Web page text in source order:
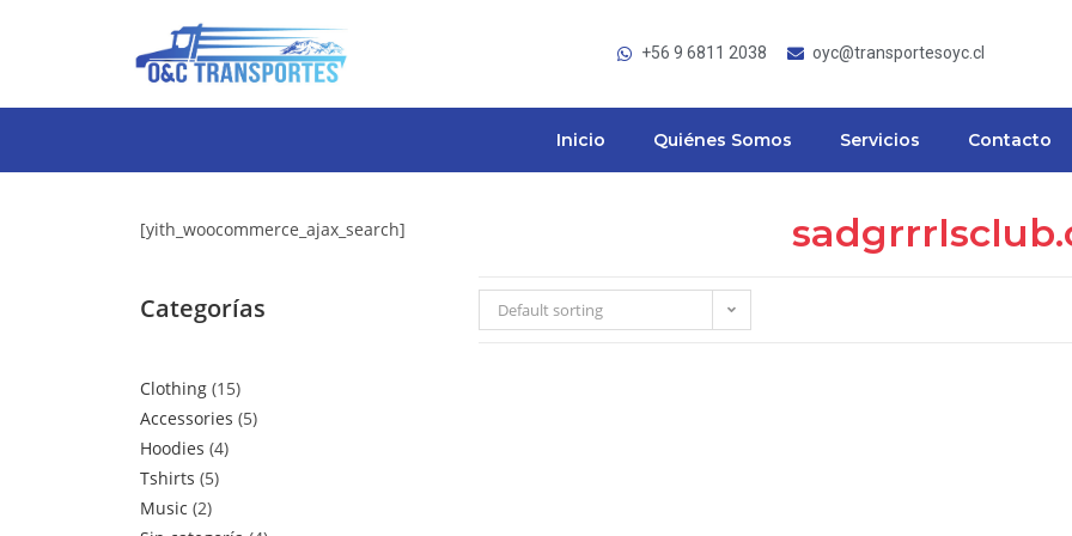
+56 9 6811 2038 oyc@transportesoyc.cl
Inicio Quiénes Somos Servicios Contacto
[yith_woocommerce_ajax_search]
Categorías
Clothing 15
Accessories 5
Hoodies 4
Tshirts 5
Music 2
Default sorting